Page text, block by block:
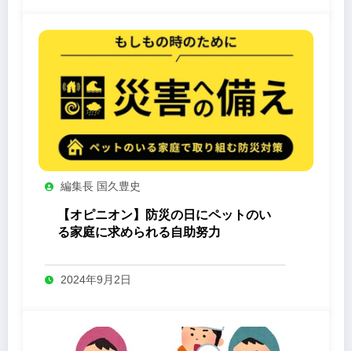
編集長 国久豊史
【オピニオン】防災の日にペットのい
る家庭に求められる自助努力
2024年9月2日